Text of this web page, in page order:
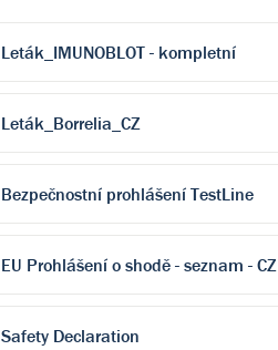
Leták_IMUNOBLOT - kompletní
Leták_Borrelia_CZ
Bezpečnostní prohlášení TestLine
EU Prohlášení o shodě - seznam - CZ
Safety Declaration